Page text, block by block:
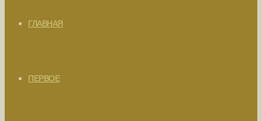
ГЛАВНАЯ
ПЕРВОЕ